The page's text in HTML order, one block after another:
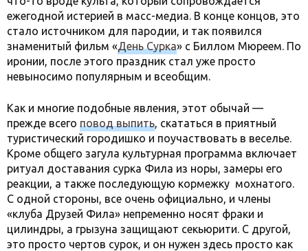
ежегодной истерией в масс-медиа. В конце концов, это
стало источником для пародии, и так появился
знаменитый фильм «День Сурка» с Биллом Мюреем. По
иронии, после этого праздник стал уже просто
невыносимо популярным и всеобщим.
Как и многие подобные явления, этот обычай —
прежде всего повод выпить, скататься в приятный
туристический городишко и поучаствовать в веселье.
Кроме общего загула культурная программа включает
ритуал доставания сурка Фила из норы, замеры его
реакции, а также последующую кормежку мохнатого.
С одной стороны, все очень официально, и члены
«клуба Друзей Фила» непременно носят фраки и
цилиндры, а грызуна защищают секьюрити. С другой,
это просто чертов сурок, и он нужен здесь просто как